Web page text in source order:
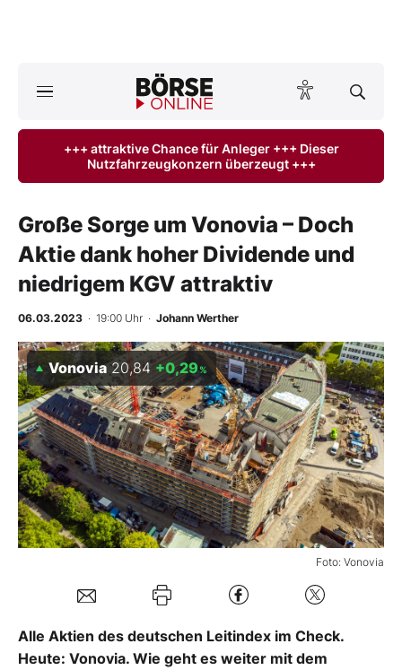
ktuelle Ausgabe BÖRSE ONLINE lesen
Finanz-Check
Abo & Shop
BO-Musterdepots
Experten
Mein B:O
Mein Konto
+++ attraktive Chance für Anleger +++ Dieser
Nutzfahrzeugkonzern überzeugt +++
Große Sorge um Vonovia – Doch
Aktie dank hoher Dividende und
niedrigem KGV attraktiv
06.03.2023 · 19:00 Uhr · Johann Werther
Foto: Vonovia
Vonovia 20,84 +0,29%
Alle Aktien des deutschen Leitindex im Check.
Heute: Vonovia. Wie geht es weiter mit dem